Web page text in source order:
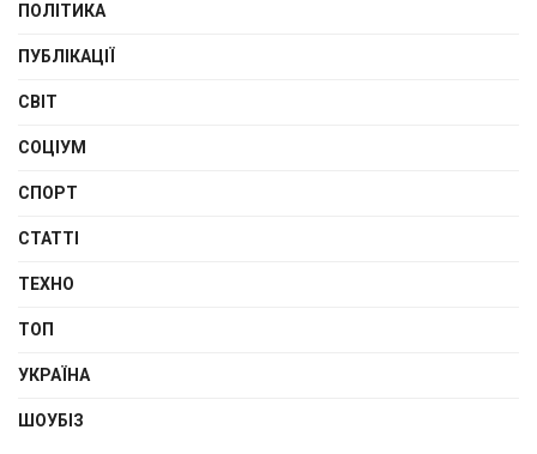
ПОЛІТИКА
ПУБЛІКАЦІЇ
СВІТ
СОЦІУМ
СПОРТ
СТАТТІ
ТЕХНО
ТОП
УКРАЇНА
ШОУБІЗ